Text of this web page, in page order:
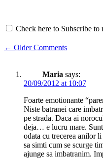
Check here to Subscribe
Comment
← Older Comments
Maria says:
20/09/2012 at 10:07
Foarte emotionante
Niste batranei care
pe strada. Daca ai
deja… e lucru mare.
odata cu trecerea anilor
sa simti cum se scurge
ajunge sa imbatranim.